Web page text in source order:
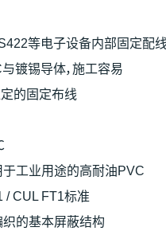
等电子设备内部固定配
镀锡导体，施工容易
的固定布线
于工业用途的高耐油PVC
/ CUL FT1标准
织的基本屏蔽结构